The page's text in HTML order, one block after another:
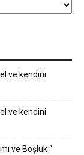
ve kendini
ve kendini
ve Boşluk “